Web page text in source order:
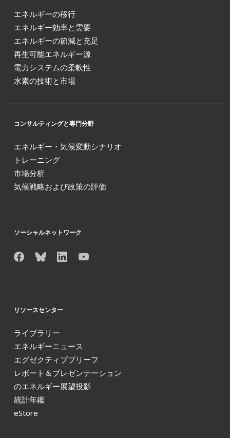
エネルギーの移行
エネルギー効率と需要
エネルギーの節減と充足
再生可能エネルギー源
電力システムの柔軟性
水素の技術と市場
コンサルティングと専門分野
エネルギー・気候変動シナリオ
トレーニング
市場分析
気候戦略および政策の評価
ソーシャルネットワーク
リソースセンター
ライブラリー
エネルギーニュース
エグゼクティブブリーフ
レポート＆プレゼンテーション
のエネルギー展望投影
統計年鑑
eStore